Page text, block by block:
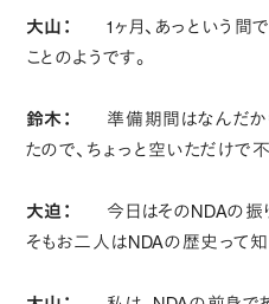
大山：
1ヶ月、あっという間
ことのようです。
鈴木：
準備期間はなんだ
たので、ちょっと空いただけで
大迫：
今日はそのNDAの振
そもお二人はNDAの歴史って知